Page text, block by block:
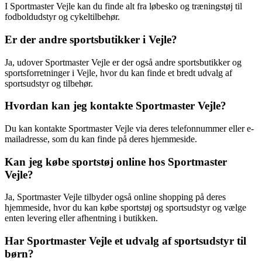
I Sportmaster Vejle kan du finde alt fra løbesko og træningstøj til
fodboldudstyr og cykeltilbehør.
Er der andre sportsbutikker i Vejle?
Ja, udover Sportmaster Vejle er der også andre sportsbutikker og
sportsforretninger i Vejle, hvor du kan finde et bredt udvalg af
sportsudstyr og tilbehør.
Hvordan kan jeg kontakte Sportmaster Vejle?
Du kan kontakte Sportmaster Vejle via deres telefonnummer eller e-
mailadresse, som du kan finde på deres hjemmeside.
Kan jeg købe sportstøj online hos Sportmaster
Vejle?
Ja, Sportmaster Vejle tilbyder også online shopping på deres
hjemmeside, hvor du kan købe sportstøj og sportsudstyr og vælge
enten levering eller afhentning i butikken.
Har Sportmaster Vejle et udvalg af sportsudstyr til
børn?